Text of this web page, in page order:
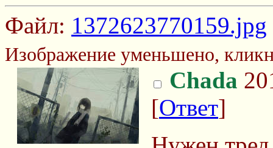
Файл: 1372623770159.jpg
Изображение уменьшено,
Chada
[Ответ]